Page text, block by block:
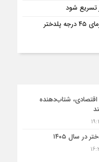
تسریع شود
شتاب‌دهنده
در سال ۱۴۰۵